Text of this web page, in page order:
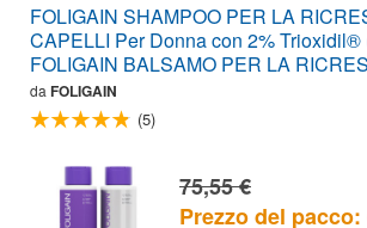
FOLIGAIN SHAMPOO PER LA
CAPELLI Per Donna con 2% Trioxidil®
FOLIGAIN BALSAMO PER LA
CAPELLI Per Donna con 2% Trioxidil®
PACCO CONVENIENZA
da FOLIGAIN
(5)
75,55 €
Prezzo del pacco: